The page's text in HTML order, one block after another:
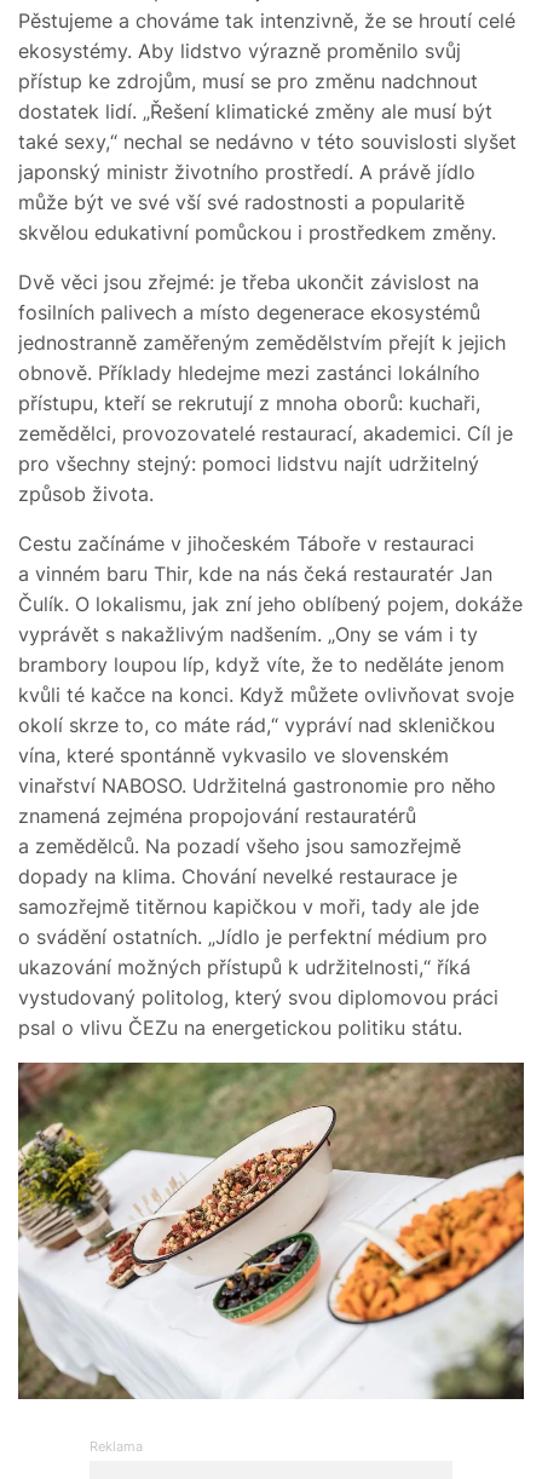
Pěstujeme a chováme tak intenzivně, že se hroutí celé
ekosystémy. Aby lidstvo výrazně proměnilo svůj
přístup ke zdrojům, musí se pro změnu nadchnout
dostatek lidí. „Řešení klimatické změny ale musí být
také sexy,“ nechal se nedávno v této souvislosti slyšet
japonský ministr životního prostředí. A právě jídlo
může být ve své vší své radostnosti a popularitě
skvělou edukativní pomůckou i prostředkem změny.
Dvě věci jsou zřejmé: je třeba ukončit závislost na
fosilních palivech a místo degenerace ekosystémů
jednostranně zaměřeným zemědělstvím přejít k jejich
obnově. Příklady hledejme mezi zastánci lokálního
přístupu, kteří se rekrutují z mnoha oborů: kuchaři,
zemědělci, provozovatelé restaurací, akademici. Cíl je
pro všechny stejný: pomoci lidstvu najít udržitelný
způsob života.
Cestu začínáme v jihočeském Táboře v restauraci
a vinném baru Thir, kde na nás čeká restauratér Jan
Čulík. O lokalismu, jak zní jeho oblíbený pojem, dokáže
vyprávět s nakažlivým nadšením. „Ony se vám i ty
brambory loupou líp, když víte, že to neděláte jenom
kvůli té kačce na konci. Když můžete ovlivňovat svoje
okolí skrze to, co máte rád,“ vypráví nad skleničkou
vína, které spontánně vykvasilo ve slovenském
vinařství NABOSO. Udržitelná gastronomie pro něho
znamená zejména propojování restauratérů
a zemědělců. Na pozadí všeho jsou samozřejmě
dopady na klima. Chování nevelké restaurace je
samozřejmě titěrnou kapičkou v moři, tady ale jde
o svádění ostatních. „Jídlo je perfektní médium pro
ukazování možných přístupů k udržitelnosti,“ říká
vystudovaný politolog, který svou diplomovou práci
psal o vlivu ČEZu na energetickou politiku státu.